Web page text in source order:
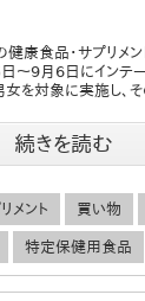
健康食品・サプリメ
9月6日にインテー
を対象に実施し、
続きを読む
メント 買い物
特定保健用食品